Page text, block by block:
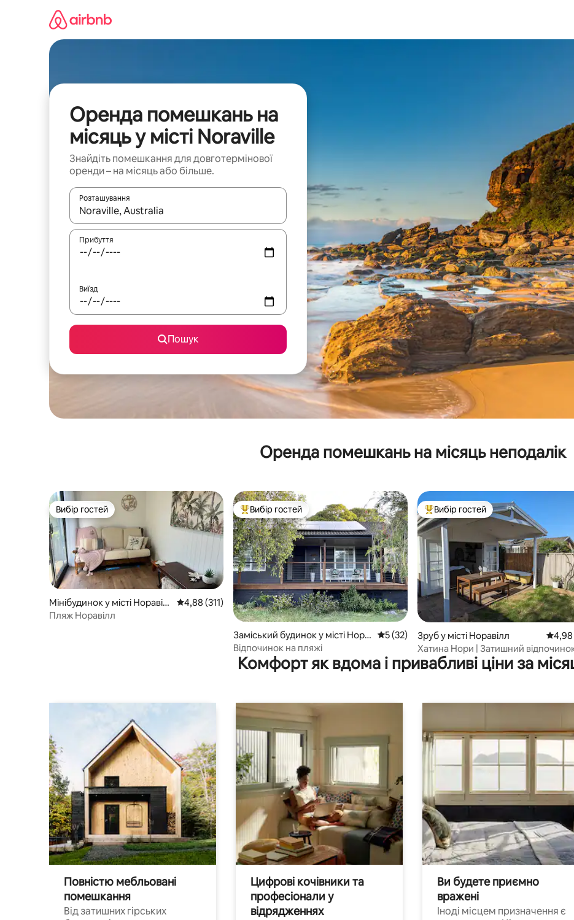
Оренда помешкань на
місяць у місті Noraville
Знайдіть помешкання для довготермінової
оренди – на місяць або більше.
Розташування
Отримавши результати пошуку, використовуйте для навігації сторінкою клавіші зі стрілками вгору та вниз або жести
Прибуття
Виїзд
Пошук
Оренда помешкань на місяць неподалік
Вибір гостей
Вибір гостей
Мінібудинок у місті Норавіл
л
Середня оцінка: 4,88 з 5, відгуки: 311
4,88 (311)
Пляж Норавілл
Топ вибір гостей
Вибір гостей
Заміський будинок у місті Нора
Хед
Середня оцінка: 5 з 5, відгуки: 32
5 (32)
Відпочинок на пляжі
Топ вибір гостей
Вибір гостей
Зруб у місті Норавілл
Хатина Нори | Затишний
Норавілі
Комфорт як вдома і привабливі ціни за
Повністю мебльовані
помешкання
Від затишних гірських
Цифрові кочівники та
професіонали у
відрядженнях
Ви будете приємно
вражені
Іноді місцем призначення є